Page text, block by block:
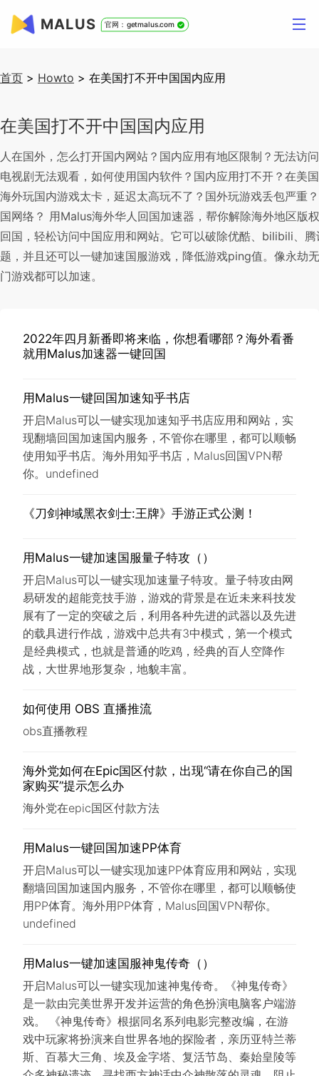
MALUS 官网：getmalus.com
首页 > Howto > 在美国打不开中国国内应用
在美国打不开中国国内应用
人在国外，怎么打开国内网站？国内应用有地区限制？无法访
电视剧无法观看，如何使用国内软件？国内应用打不开？在美
海外玩国内游戏太卡，延迟太高玩不了？国外玩游戏丢包严重
国网络？ 用Malus海外华人回国加速器，帮你解除海外地区版
回国，轻松访问中国应用和网站。它可以破除优酷、bilibili、
题，并且还可以一键加速国服游戏，降低游戏ping值。像永劫
门游戏都可以加速。
2022年四月新番即将来临，你想看哪部？海外看番
就用Malus加速器一键回国
用Malus一键回国加速知乎书店
开启Malus可以一键实现加速知乎书店应用和网站，实
现翻墙回国加速国内服务，不管你在哪里，都可以顺畅
使用知乎书店。海外用知乎书店，Malus回国VPN帮
你。undefined
《刀剑神域黑衣剑士:王牌》手游正式公测！
用Malus一键加速国服量子特攻（）
开启Malus可以一键实现加速量子特攻。量子特攻由网
易研发的超能竞技手游，游戏的背景是在近未来科技发
展有了一定的突破之后，利用各种先进的武器以及先进
的载具进行作战，游戏中总共有3中模式，第一个模式
是经典模式，也就是普通的吃鸡，经典的百人空降作
战，大世界地形复杂，地貌丰富。
如何使用 OBS 直播推流
obs直播教程
海外党如何在Epic国区付款，出现“请在你自己的国
家购买”提示怎么办
海外党在epic国区付款方法
用Malus一键回国加速PP体育
开启Malus可以一键实现加速PP体育应用和网站，实现
翻墙回国加速国内服务，不管你在哪里，都可以顺畅使
用PP体育。海外用PP体育，Malus回国VPN帮你。
undefined
用Malus一键加速国服神鬼传奇（）
开启Malus可以一键实现加速神鬼传奇。《神鬼传奇》
是一款由完美世界开发并运营的角色扮演电脑客户端游
戏。 《神鬼传奇》根据同名系列电影完整改编，在游
戏中玩家将扮演来自世界各地的探险者，亲历亚特兰蒂
斯、百慕大三角、埃及金字塔、复活节岛、秦始皇陵等